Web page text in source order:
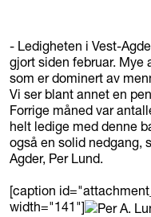
- Ledigheten i Vest-
gjort siden februar. Mye
som er dominert av
Vi ser blant annet en
Forrige måned var
helt ledige med denne
også en solid nedgang,
Agder, Per Lund.
[caption
width="141"]